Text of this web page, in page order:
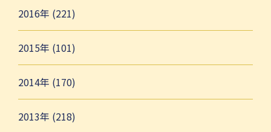
2016年 (221)
2015年 (101)
2014年 (170)
2013年 (218)